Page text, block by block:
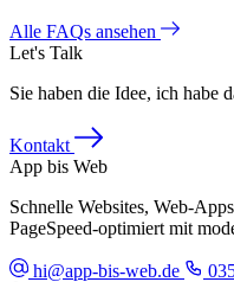
Alle FAQs ansehen
Let's Talk
Sie haben die Idee, ich habe
Kontakt
App bis Web
Schnelle Websites, Web-
PageSpeed-optimiert mit
hi@app-bis-web.de